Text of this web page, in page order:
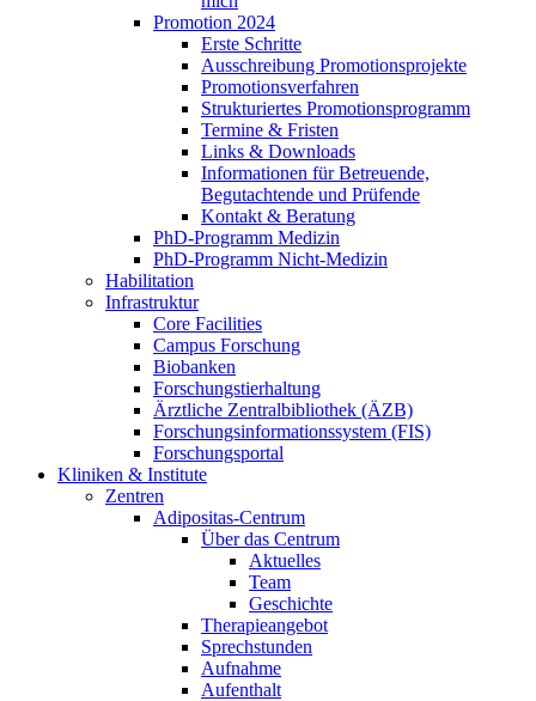
Promotion 2024
Erste Schritte
Ausschreibung Promotionsprojekte
Promotionsverfahren
Strukturiertes Promotionsprogramm
Termine & Fristen
Links & Downloads
Informationen für Betreuende,
Begutachtende und Prüfende
Kontakt & Beratung
PhD-Programm Medizin
PhD-Programm Nicht-Medizin
Habilitation
Infrastruktur
Core Facilities
Campus Forschung
Biobanken
Forschungstierhaltung
Ärztliche Zentralbibliothek (ÄZB)
Forschungsinformationssystem (FIS)
Forschungsportal
Kliniken & Institute
Zentren
Adipositas-Centrum
Über das Centrum
Aktuelles
Team
Geschichte
Therapieangebot
Sprechstunden
Aufnahme
Aufenthalt